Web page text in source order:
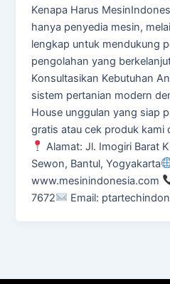
Kenapa Harus
hanya penyedia mesin,
lengkap untuk mendukung
pengolahan yang
Konsultasikan Kebutuhan
sistem pertanian modern
House unggulan yang siap
gratis atau cek produk kami
Alamat: Jl. Imogiri Barat
Sewon, Bantul, Yogyakarta
www.mesinindonesia.com
7672
Email: